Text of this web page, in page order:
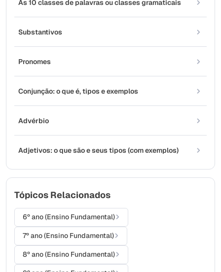
As 10 classes de palavras ou classes gramaticais
Substantivos
Pronomes
Conjunção: o que é, tipos e exemplos
Advérbio
Adjetivos: o que são e seus tipos (com exemplos)
Tópicos Relacionados
6º ano (Ensino Fundamental)
7º ano (Ensino Fundamental)
8º ano (Ensino Fundamental)